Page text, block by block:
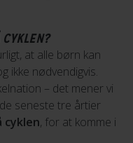
at alle børn kan
ikke nødvendigvis.
– det mener vi
seneste tre årtier
, for at komme i